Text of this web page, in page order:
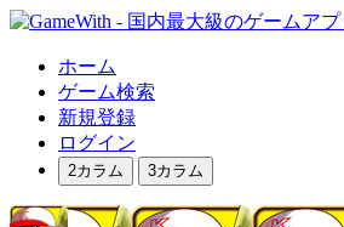
ホーム
ゲーム検索
新規登録
ログイン
2カラム 3カラム